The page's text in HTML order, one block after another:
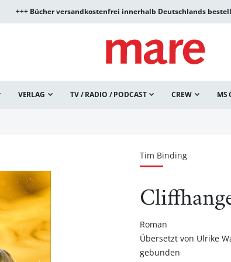
+++ Bücher versandkostenfrei innerhalb Deutschlands
VERLAG TV / RADIO / PODCAST CREW MS
Tim Binding
Roman
Übersetzt von Ulrike
gebunden